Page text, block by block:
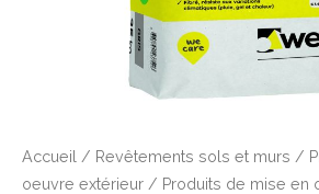
Accueil / Revêtements sols et murs /
oeuvre extérieur / Produits de mise en